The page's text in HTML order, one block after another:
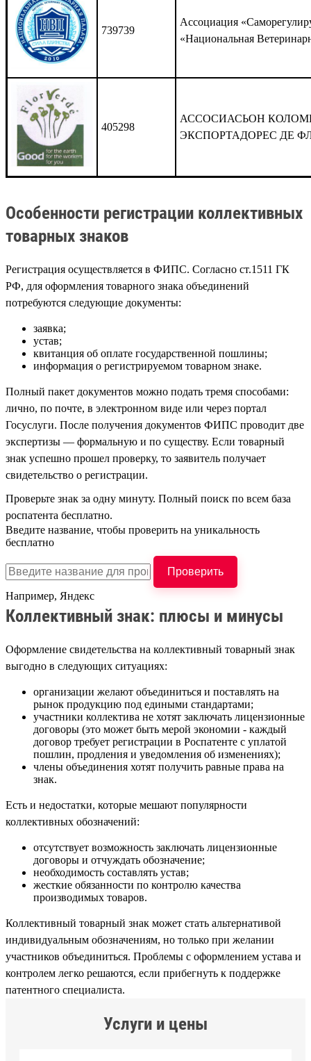
739739
Ассоциация
«Национальная
405298
АССОСИАСЬОН
ЭКСПОРТАДОРЕС ДЕ
Особенности регистрации коллективных
товарных знаков
Регистрация осуществляется в ФИПС. Согласно ст.1511 ГК
РФ, для оформления товарного знака объединений
потребуются следующие документы:
заявка;
устав;
квитанция об оплате государственной пошлины;
информация о регистрируемом товарном знаке.
Полный пакет документов можно подать тремя способами:
лично, по почте, в электронном виде или через портал
Госуслуги. После получения документов ФИПС проводит две
экспертизы — формальную и по существу. Если товарный
знак успешно прошел проверку, то заявитель получает
свидетельство о регистрации.
Проверьте знак за одну минуту. Полный поиск по всем база
роспатента бесплатно.
Введите название, чтобы проверить на уникальность
бесплатно
Проверить
Например, Яндекс
Коллективный знак: плюсы и минусы
Оформление свидетельства на коллективный товарный знак
выгодно в следующих ситуациях:
организации желают объединиться и поставлять на
рынок продукцию под едиными стандартами;
участники коллектива не хотят заключать лицензионные
договоры (это может быть мерой экономии - каждый
договор требует регистрации в Роспатенте с уплатой
пошлин, продления и уведомления об изменениях);
члены объединения хотят получить равные права на
знак.
Есть и недостатки, которые мешают популярности
коллективных обозначений:
отсутствует возможность заключать лицензионные
договоры и отчуждать обозначение;
необходимость составлять устав;
жесткие обязанности по контролю качества
производимых товаров.
Коллективный товарный знак может стать альтернативой
индивидуальным обозначениям, но только при желании
участников объединиться. Проблемы с оформлением устава и
контролем легко решаются, если прибегнуть к поддержке
патентного специалиста.
Услуги и цены